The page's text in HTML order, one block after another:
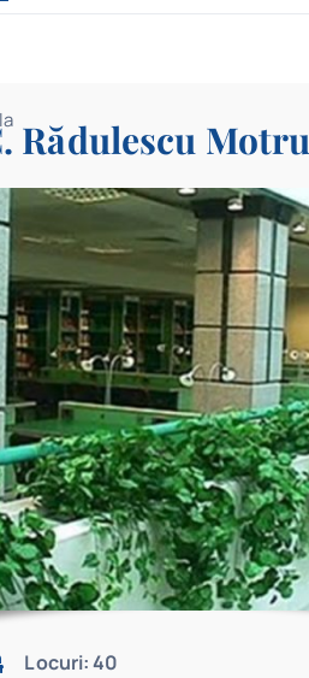
Rădulescu Motru
Locuri: 40